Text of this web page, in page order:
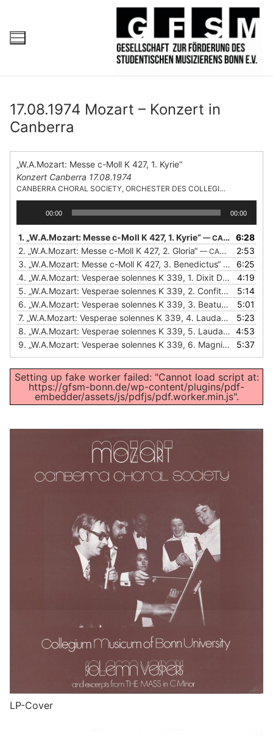
17.08.1974 Mozart – Konzert in
Canberra
„W.A.Mozart: Messe c-Moll K 427, 1. Kyrie“
Konzert Canberra 17.08.1974
CANBERRA CHORAL SOCIETY, ORCHESTER DES COLLEGIUM MUSICUM DER UNIVERSITÄT BONN, LEITUNG: AYIS IOANNIDES
d
i
o
-
P
l
a
y
e
00:00 00:00
1. „W.A.Mozart: Messe c-Moll K 427, 1. Kyrie“ — CANBERRA CHORAL SOCIETY, ORCHESTER DES COLLEGIUM MUSICUM DER UNIVERSITÄT BONN, LEITUNG: AYIS IOANNIDES
6:28
2. „W.A.Mozart: Messe c-Moll K 427, 2. Gloria“ — CANBERRA CHORAL SOCIETY, ORCHESTER DES COLLEGIUM MUSICUM DER UNIVERSITÄT BONN, LEITUNG: AYIS IOANNIDES
2:53
3. „W.A.Mozart: Messe c-Moll K 427, 3. Benedictus“ — CANBERRA
6:25
4. „W.A.Mozart: Vesperae solennes K 339, 1. Dixit Dominus“
4:19
5. „W.A.Mozart: Vesperae solennes K 339, 2. Confitebor“ —
5:14
6. „W.A.Mozart: Vesperae solennes K 339, 3. Beatus vir“ —
5:01
7. „W.A.Mozart: Vesperae solennes K 339, 4. Laudate pueri“
5:23
8. „W.A.Mozart: Vesperae solennes K 339, 5. Laudate Dominum“
4:53
9. „W.A.Mozart: Vesperae solennes K 339, 6. Magnificat“ —
5:37
Setting up fake worker failed: "Cannot load script at:
https://gfsm-bonn.de/wp-content/plugins/pdf-
embedder/assets/js/pdfjs/pdf.worker.min.js".
LP-Cover